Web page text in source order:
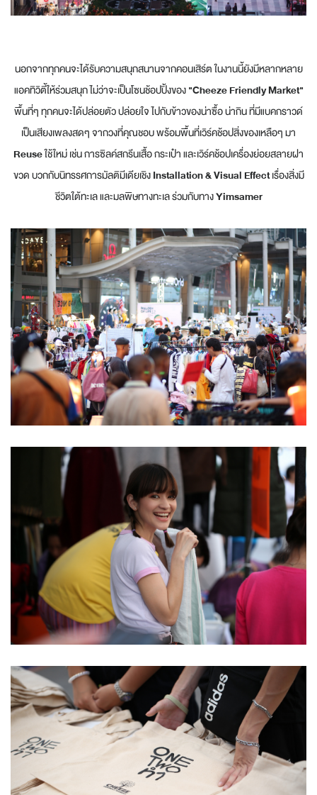
นอกจากทุกคนจะได้รับความสนุกสนานจากคอนเสิร์ต ในงานนี้ยังมีหลากหลาย
แอคทิวิตี้ให้ร่วมสนุก ไม่ว่าจะเป็นโซนช้อปปิ้งของ"Cheeze Friendly Market"
พื้นที่ๆ ทุกคนจะได้ปล่อยตัว ปล่อยใจ ไปกับข้าวของน่าซื้อ น่ากิน ที่มีแบคกราวด์
เป็นเสียงเพลงสดๆ จากวงที่คุณชอบ พร้อมพื้นที่เวิร์คช้อปสิ่งของเหลือๆ มา
Reuseใช้ใหม่ เช่น การซิลค์สกรีนเสื้อ กระเป๋า และเวิร์คช้อปเครื่องย่อยสลายฝา
ขวด บวกกับนิทรรศการมัลติมีเดียเชิงInstallation & Visual Effectเรื่องสิ่งมี
ชีวิตใต้ทะเล และมลพิษทางทะเล ร่วมกับทางYimsamer